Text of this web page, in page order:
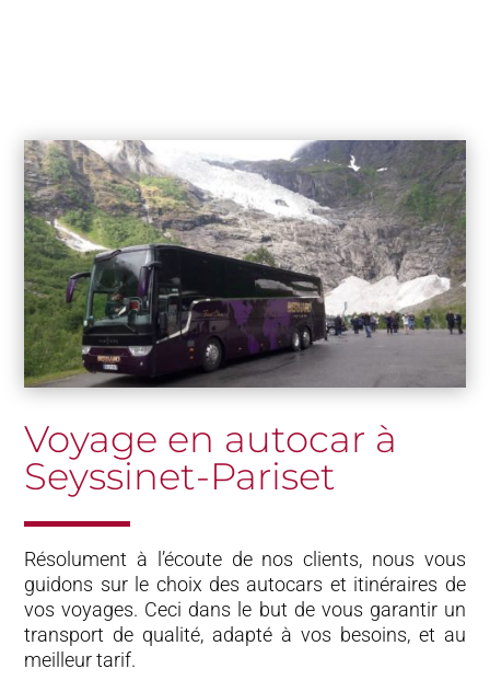
Voyage en autocar à
Seyssinet-Pariset
Résolument à l’écoute de nos clients, nous vous
guidons sur le choix des autocars et itinéraires de
vos voyages. Ceci dans le but de vous garantir un
transport de qualité, adapté à vos besoins, et au
meilleur tarif.